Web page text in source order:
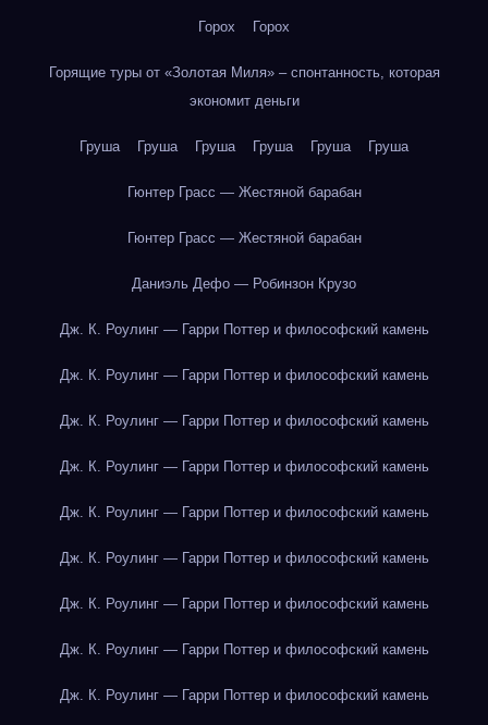
Горох Горох
Горящие туры от «Золотая Миля» – спонтанность, которая
экономит деньги
Груша Груша Груша Груша Груша Груша
Гюнтер Грасс — Жестяной барабан
Гюнтер Грасс — Жестяной барабан
Даниэль Дефо — Робинзон Крузо
Дж. К. Роулинг — Гарри Поттер и философский камень
Дж. К. Роулинг — Гарри Поттер и философский камень
Дж. К. Роулинг — Гарри Поттер и философский камень
Дж. К. Роулинг — Гарри Поттер и философский камень
Дж. К. Роулинг — Гарри Поттер и философский камень
Дж. К. Роулинг — Гарри Поттер и философский камень
Дж. К. Роулинг — Гарри Поттер и философский камень
Дж. К. Роулинг — Гарри Поттер и философский камень
Дж. К. Роулинг — Гарри Поттер и философский камень